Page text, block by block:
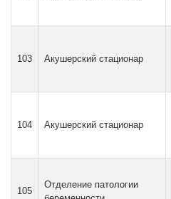
103 Акушерский стационар
104 Акушерский стационар
105
Отделение патологии